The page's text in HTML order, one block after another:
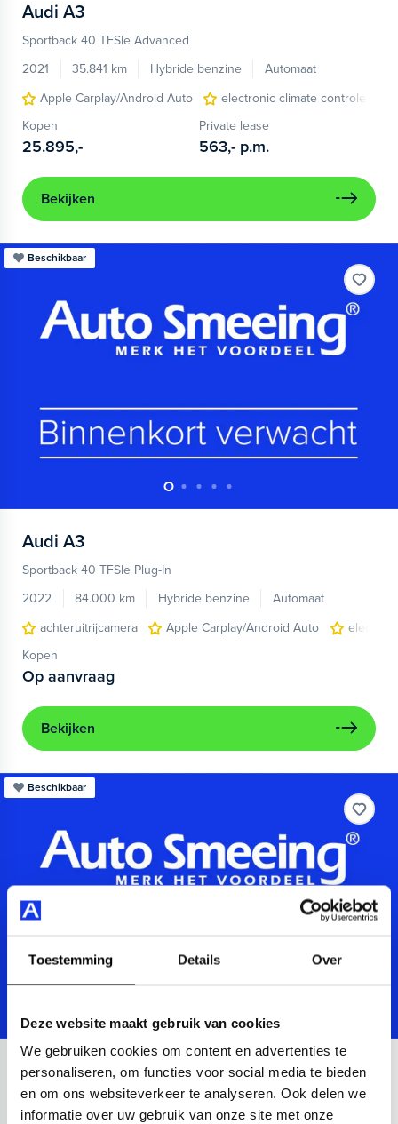
Toestemming Details Over
Deze website maakt gebruik van cookies
We gebruiken cookies om content en advertenties te
personaliseren, om functies voor social media te bieden
en om ons websiteverkeer te analyseren. Ook delen we
informatie over uw gebruik van onze site met onze
Audi A3
Sportback 40 TFSIe Advanced
2021
35.841 km Hybride benzine
Automaat
Apple Carplay/Android Auto
electronic climate controle
Kopen
25.895,-
Private lease
563,- p.m.
Bekijken
Beschikbaar
Audi A3
Sportback 40 TFSIe Plug-In
2022
84.000 km Hybride benzine
Automaat
achteruitrijcamera
Apple Carplay/Android Auto
Kopen
Op aanvraag
Bekijken
Beschikbaar
Audi A3
Sportback 40 TFSIe Advanced